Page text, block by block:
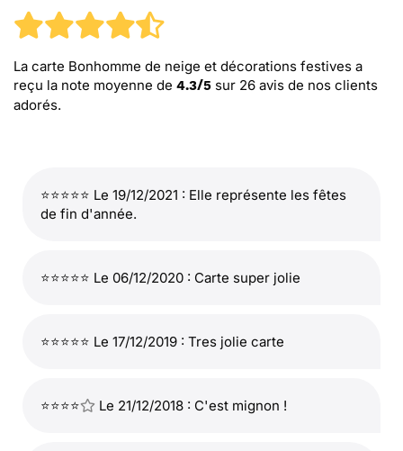
La carte Bonhomme de neige et décorations festives a
reçu la note moyenne de 4.3/5 sur 26 avis de nos clients
adorés.
⭐⭐⭐⭐⭐ Le 19/12/2021 : Elle représente les fêtes
de fin d'année.
⭐⭐⭐⭐⭐ Le 06/12/2020 : Carte super jolie
⭐⭐⭐⭐⭐ Le 17/12/2019 : Tres jolie carte
⭐⭐⭐⭐ Le 21/12/2018 : C'est mignon !